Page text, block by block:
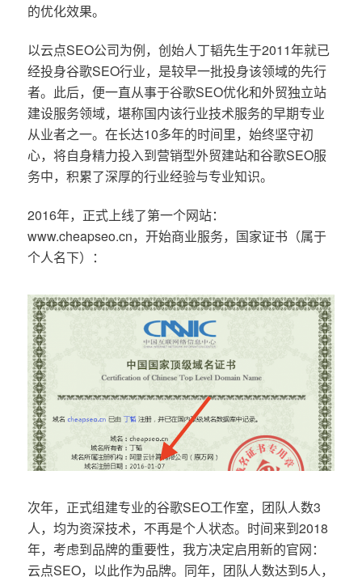
的优化效果。
以云点SEO公司为例，创始人丁韬先生于2011年就已
经投身谷歌SEO行业，是较早一批投身该领域的先行
者。此后，便一直从事于谷歌SEO优化和外贸独立站
建设服务领域，堪称国内该行业技术服务的早期专业
从业者之一。在长达10多年的时间里，始终坚守初
心，将自身精力投入到营销型外贸建站和谷歌SEO服
务中，积累了深厚的行业经验与专业知识。
2016年，正式上线了第一个网站：
www.cheapseo.cn，开始商业服务，国家证书（属于
个人名下）：
次年，正式组建专业的谷歌SEO工作室，团队人数3
人，均为资深技术，不再是个人状态。时间来到2018
年，考虑到品牌的重要性，我方决定启用新的官网：
云点SEO，以此作为品牌。同年，团队人数达到5人，